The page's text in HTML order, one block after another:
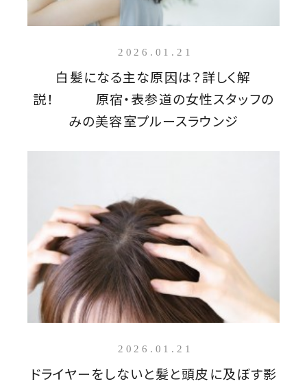
2026.01.21
白髪になる主な原因は？詳しく解
説！ 原宿・表参道の女性スタッフの
みの美容室プルースラウンジ
2026.01.21
ドライヤーをしないと髪と頭皮に及ぼす影